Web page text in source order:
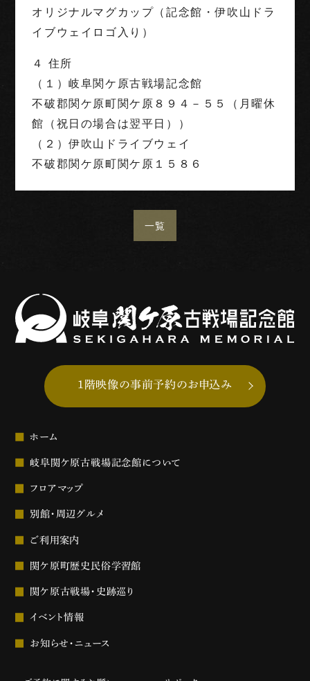
オリジナルマグカップ（記念館・伊吹山ドラ
イブウェイロゴ入り）
４ 住所
（１）岐阜関ケ原古戦場記念館
不破郡関ケ原町関ケ原８９４－５５（月曜休
館（祝日の場合は翌平日））
（２）伊吹山ドライブウェイ
不破郡関ケ原町関ケ原１５８６
一覧
1階映像の事前予約のお申込み
ホーム
岐阜関ケ原古戦場記念館について
フロアマップ
別館・周辺グルメ
ご利用案内
関ケ原町歴史民俗学習館
関ケ原古戦場・史跡巡り
イベント情報
お知らせ・ニュース